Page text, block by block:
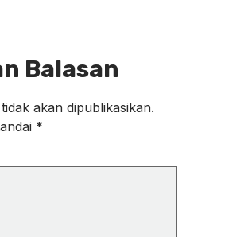
Balasan
akan dipublikasikan.
*